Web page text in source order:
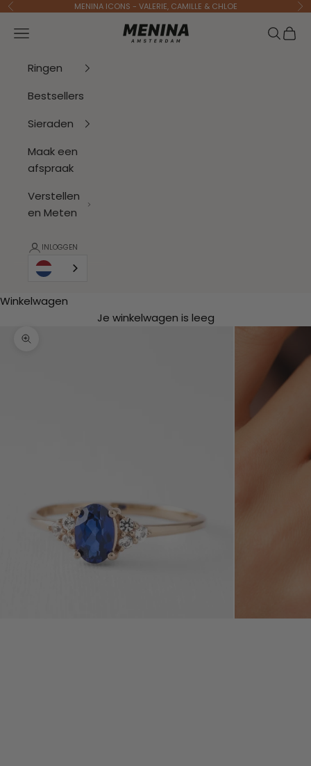
Naar inhoud
Vorige MENINA ICONS - VALERIE, CAMILLE & CHLOE
Menina Amsterdam
Navigatiemenu openen Zoeken
Ringen
Bestsellers
Sieraden
Maak een
afspraak
Verstellen
en Meten
INLOGGEN
Winkelwagen
Je winkelwagen is leeg
In-/uitzoomen